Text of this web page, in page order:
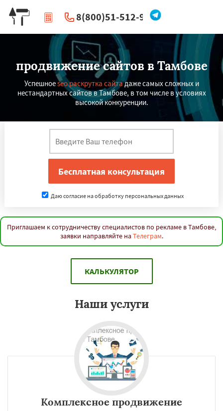
8(800)51-512-96
| Перезвоните мне
продвижение сайтов в Тамбове
Успешноеseo раскрутка сайтадаже самых сложных и
нестандартных сайтов в Тамбове, в том числе в условиях
высокой конкуренции.
Даю согласие на обработку персональных данных
Приглашаем к сотрудничеству специалистов по рекламе в Тамбове,
заявки направляйте на Телеграм.
КАЛЬКУЛЯТОР
Наши услуги
Комплексное продвижение